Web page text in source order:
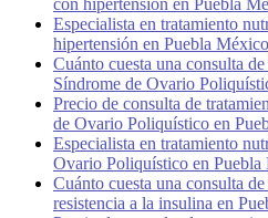
con hipertensión en Puebla
Especialista en tratamiento
hipertensión en Puebla México
Cuánto cuesta una consulta
Síndrome de Ovario
Precio de consulta de
de Ovario Poliquístico en
Especialista en tratamiento
Ovario Poliquístico en Puebla
Cuánto cuesta una consulta
resistencia a la insulina en